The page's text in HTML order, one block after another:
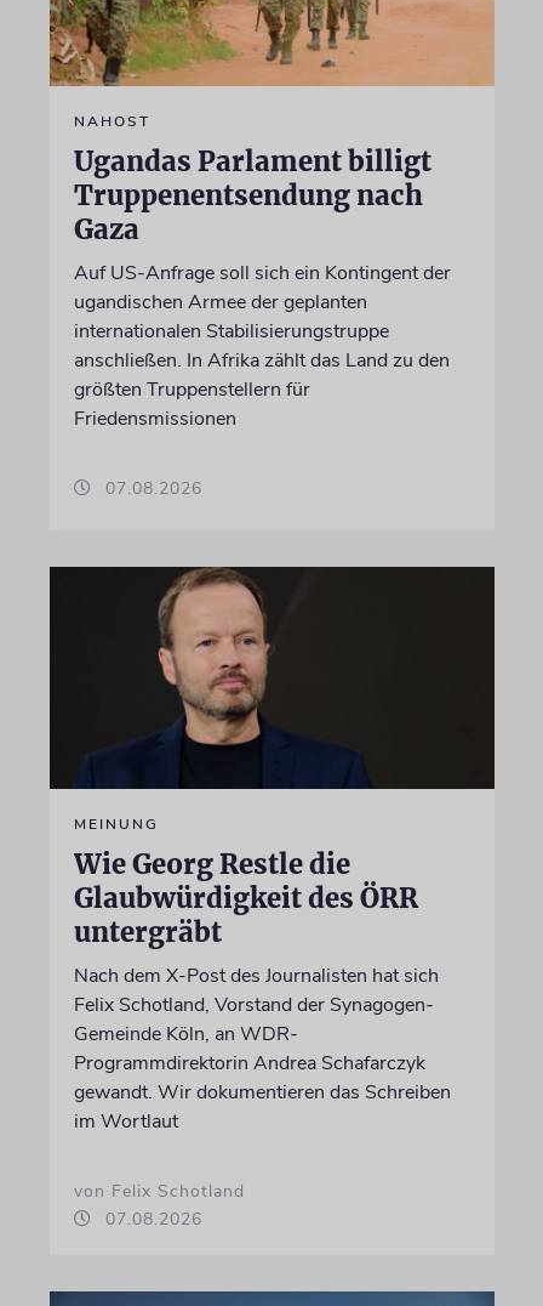
NAHOST
Ugandas Parlament billigt
Truppenentsendung nach
Gaza
Auf US-Anfrage soll sich ein Kontingent der
ugandischen Armee der geplanten
internationalen Stabilisierungstruppe
anschließen. In Afrika zählt das Land zu den
größten Truppenstellern für
Friedensmissionen
07.08.2026
MEINUNG
Wie Georg Restle die
Glaubwürdigkeit des ÖRR
untergräbt
Nach dem X-Post des Journalisten hat sich
Felix Schotland, Vorstand der Synagogen-
Gemeinde Köln, an WDR-
Programmdirektorin Andrea Schafarczyk
gewandt. Wir dokumentieren das Schreiben
im Wortlaut
von Felix Schotland
07.08.2026